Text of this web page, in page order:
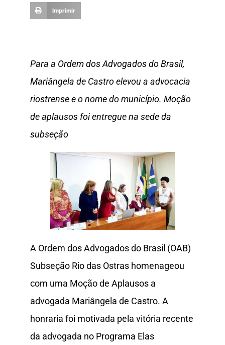
Imprimir
Para a Ordem dos Advogados do Brasil,
Mariângela de Castro elevou a advocacia
riostrense e o nome do município. Moção
de aplausos foi entregue na sede da
subseção
A Ordem dos Advogados do Brasil (OAB)
Subseção Rio das Ostras homenageou
com uma Moção de Aplausos a
advogada Mariângela de Castro. A
honraria foi motivada pela vitória recente
da advogada no Programa Elas